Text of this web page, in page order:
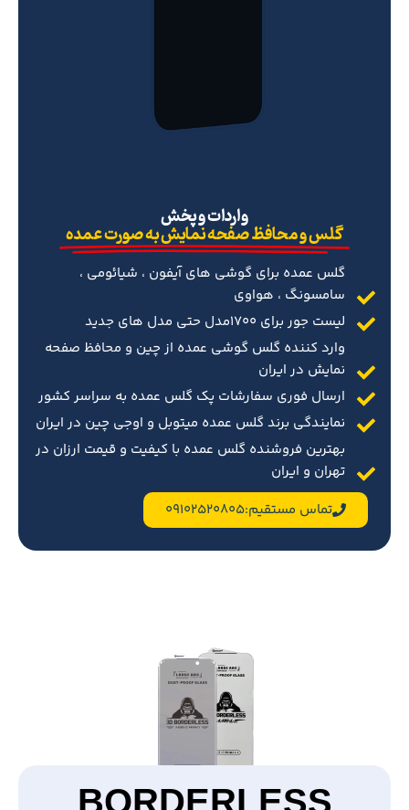
‌واردات و پخش
گلس و محافظ صفحه نمایش به صورت عمده
گلس عمده برای گوشی های آیفون ، شیائومی ،
سامسونگ ، هواوی
لیست جور برای 1700مدل حتی مدل های جدید
وارد کننده گلس گوشی عمده از چین و محافظ صفحه
نمایش در ایران
ارسال فوری سفارشات پک گلس عمده به سراسر کشور
نمایندگی برند گلس عمده میتوبل و اوجی چین در ایران
بهترین فروشنده گلس عمده با کیفیت و قیمت ارزان در
تهران و ایران
تماس مستقیم:09102520805
BORDERLESS